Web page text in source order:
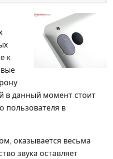
к
в данный момент стоит
пользователя в
оказывается весьма
звука оставляет